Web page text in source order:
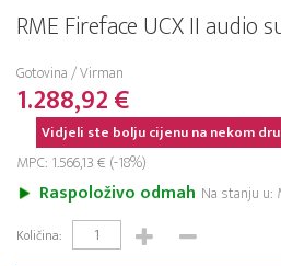
RME Fireface UCX II audio
Gotovina / Virman
1.288,92 €
Vidjeli ste bolju cijenu na nekom
MPC: 1.566,13 € (-18%)
Raspoloživo odmah Na stanju u:
Količina: